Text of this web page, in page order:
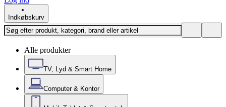
Indkøbskurv
Alle produkter
TV, Lyd & Smart Home
Computer & Kontor